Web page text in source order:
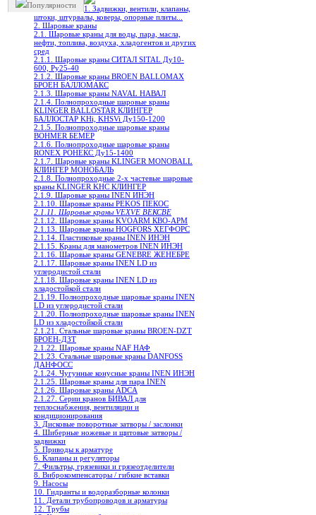
Популярности
1. Задвижки, вентили, клапаны,
штоки, штурвалы, коверы, опорные плиты...
2. Шаровые краны
2.1. Шаровые краны для воды, пара, масла,
нефти, топлива, воздуха, хладогентов и других
сред
2.1.1. Шаровые краны СИТАЛ SITAL Ду10-
600, Ру25-40
2.1.2. Шаровые краны BROEN BALLOMAX
БРОЕН БАЛЛОМАКС
2.1.3. Шаровые краны NAVAL НАВАЛ
2.1.4. Полнопроходные шаровые краны
KLINGER BALLOSTAR КЛИНГЕР
БАЛЛОСТАР KHi, KHSVi Ду150-1200
2.1.5. Полнопроходные шаровые краны
BOHMER БЕМЕР
2.1.6. Полнопроходные шаровые краны
RONEX РОНЕКС Ду15-1400
2.1.7. Шаровые краны KLINGER MONOBALL
КЛИНГЕР МОНОБАЛЬ
2.1.8. Полнопроходные 2-х частевые шаровые
краны KLINGER KHC КЛИНГЕР
2.1.9. Шаровые краны INEN ИНЭН
2.1.10. Шаровые краны PEKOS ПЕКОС
2.1.11. Шаровые краны VEXVE ВЕКСВЕ
2.1.12. Шаровые краны KVOARM КВО-АРМ
2.1.13. Шаровые краны HOGFORS ХЕГФОРС
2.1.14. Пластиковые краны INEN ИНЭН
2.1.15. Краны для манометров INEN ИНЭН
2.1.16. Шаровые краны GENEBRE ЖЕНЕБРЕ
2.1.17. Шаровые краны INEN LD из
углеродистой стали
2.1.18. Шаровые краны INEN LD из
хладостойкой стали
2.1.19. Полнопроходные шаровые краны INEN
LD из углеродистой стали
2.1.20. Полнопроходные шаровые краны INEN
LD из хладостойкой стали
2.1.21. Стальные шаровые краны BROEN-DZT
БРОЕН-ДЗТ
2.1.22. Шаровые краны NAF НАФ
2.1.23. Стальные шаровые краны DANFOSS
ДАНФОСС
2.1.24. Чугунные конусные краны INEN ИНЭН
2.1.25. Шаровые краны для пара INEN
2.1.26. Шаровые краны ADCA
2.1.27. Серии кранов БИВАЛ для
теплоснабжения, вентиляции и
кондиционирования
3. Дисковые поворотные затворы / заслонки
4. Шиберные ножевые и щитовые затворы /
задвижки
5. Приводы к арматуре
6. Клапаны и регуляторы
7. Фильтры, грязевики и грязеотделители
8. Виброкомпенсаторы / гибкие вставки
9. Насосы
10. Гидранты и водоразборные колонки
11. Детали трубопроводов и арматуры
12. Трубы